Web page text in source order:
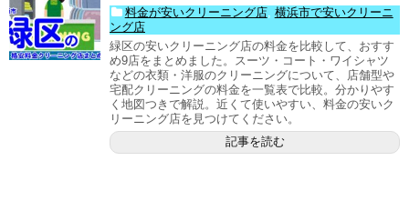
料金が安いクリーニング店, 横浜市で安いクリーニ
ング店
緑区の安いクリーニング店の料金を比較して、おすす
め9店をまとめました。スーツ・コート・ワイシャツ
などの衣類・洋服のクリーニングについて、店舗型や
宅配クリーニングの料金を一覧表で比較。分かりやす
く地図つきで解説。近くて使いやすい、料金の安いク
リーニング店を見つけてください。
記事を読む